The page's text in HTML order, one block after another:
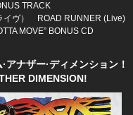
TRACK
イヴ） ROAD RUNNER (Live)
MOVE” BONUS CD
·アナザー·ディメンション！
DIMENSION!